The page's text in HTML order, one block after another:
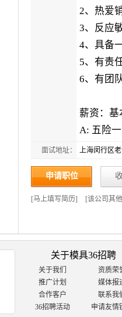
2、热爱
3、反应
4、具备
5、有责
6、有团
薪资：基
A: 五险
面试地址： 上海闵行区
申请职位
[马上填写简历] [该公司其
关于模具36招聘
关于我们
资质荣
推广计划
媒体报
合作客户
联系我
36招聘活动
申请友情